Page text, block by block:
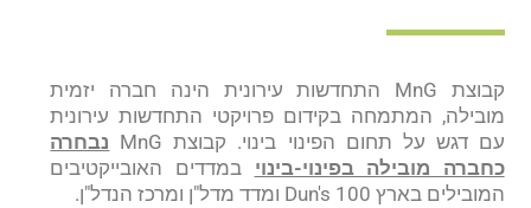
קבוצת MnG התחדשות עירונית הינה חברה יזמית
מובילה, המתמחה בקידום פרויקטי התחדשות עירונית
עם דגש על תחום הפינוי בינוי. קבוצת MnG
נבחרה
כחברה מובילה בפינוי-בינוי במדדים האובייקטיבים
המובילים בארץ Dun's 100 ומדד מדל"ן ומרכז הנדל"ן.